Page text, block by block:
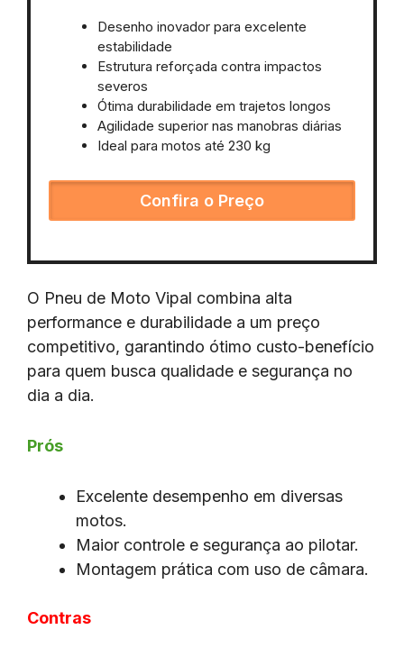
Desenho inovador para excelente
estabilidade
Estrutura reforçada contra impactos
severos
Ótima durabilidade em trajetos longos
Agilidade superior nas manobras diárias
Ideal para motos até 230 kg
Confira o Preço
O Pneu de Moto Vipal combina alta
performance e durabilidade a um preço
competitivo, garantindo ótimo custo-benefício
para quem busca qualidade e segurança no
dia a dia.
Prós
Excelente desempenho em diversas
motos.
Maior controle e segurança ao pilotar.
Montagem prática com uso de câmara.
Contras